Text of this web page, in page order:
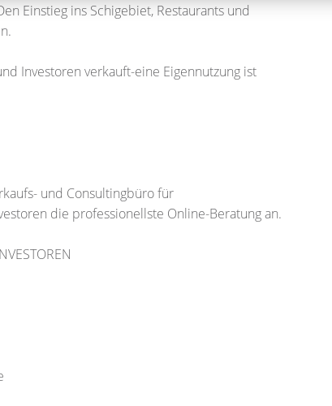
Einstieg ins Schigebiet, Restaurants und
Investoren verkauft-eine Eigennutzung ist
und Consultingbüro für
die professionellste Online-Beratung an.